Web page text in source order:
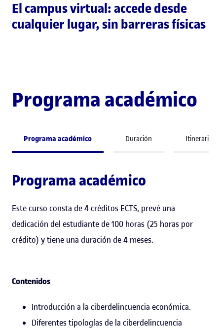
El campus virtual: accede desde
cualquier lugar, sin barreras físicas
Programa académico
Programa académico Duración Itinerario
Programa académico
Este curso consta de 4 créditos ECTS, prevé una
dedicación del estudiante de 100 horas (25 horas por
crédito) y tiene una duración de 4 meses.
Contenidos
Introducción a la ciberdelincuencia económica.
Diferentes tipologías de la ciberdelincuencia